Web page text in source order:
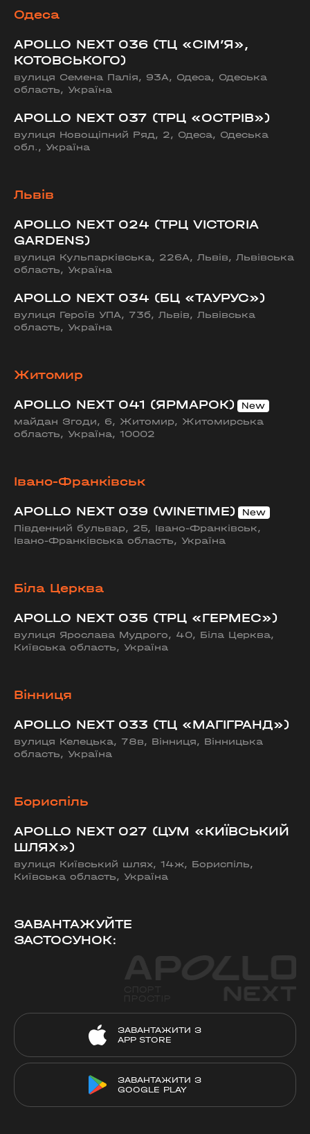
Одеса
APOLLO NEXT 036 (ТЦ «СІМ’Я»,
КОТОВСЬКОГО)
вулиця Семена Палія, 93А, Одеса, Одеська
область, Україна
APOLLO NEXT 037 (ТРЦ «ОСТРІВ»)
вулиця Новощіпний Ряд, 2, Одеса, Одеська
обл., Україна
Львів
APOLLO NEXT 024 (ТРЦ VICTORIA
GARDENS)
вулиця Кульпарківська, 226А, Львів, Львівська
область, Україна
APOLLO NEXT 034 (БЦ «ТАУРУС»)
вулиця Героїв УПА, 73б, Львів, Львівська
область, Україна
Житомир
APOLLO NEXT 041 (ЯРМАРОК)
майдан Згоди, 6, Житомир, Житомирська
область, Україна, 10002
Івано-Франківськ
APOLLO NEXT 039 (WINETIME)
Південний бульвар, 25, Івано-Франківськ,
Івано-Франківська область, Україна
Біла Церква
APOLLO NEXT 035 (ТРЦ «ГЕРМЕС»)
вулиця Ярослава Мудрого, 40, Біла Церква,
Київська область, Україна
Вінниця
APOLLO NEXT 033 (ТЦ «МАГІГРАНД»)
вулиця Келецька, 78в, Вінниця, Вінницька
область, Україна
Бориспіль
APOLLO NEXT 027 (ЦУМ «КИЇВСЬКИЙ
ШЛЯХ»)
вулиця Київський шлях, 14ж, Бориспіль,
Київська область, Україна
ЗАВАНТАЖУЙТЕ
ЗАСТОСУНОК:
ЗАВАНТАЖИТИ З
APP STORE
ЗАВАНТАЖИТИ З
GOOGLE PLAY